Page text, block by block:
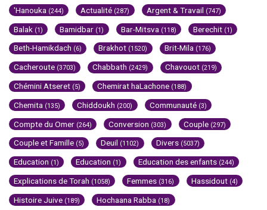
'Hanouka (244) Actualité (287) Argent & Travail (747)
Balak (1) Bamidbar (1) Bar-Mitsva (118) Berechit (1)
Beth-Hamikdach (6) Brakhot (1520) Brit-Mila (176)
Cacheroute (3703) Chabbath (2429) Chavouot (219)
Chémini Atseret (5) Chemirat haLachone (188)
Chemita (135) Chiddoukh (200) Communauté (3)
Compte du Omer (264) Conversion (303) Couple (297)
Couple et Famille (5) Deuil (1102) Divers (5037)
Education (1) Education (1) Education des enfants (244)
Explications de Torah (1058) Femmes (316) Hassidout (4)
Histoire Juive (189) Hochaana Rabba (18)